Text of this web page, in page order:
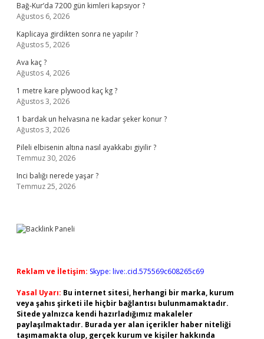
Bağ-Kur’da 7200 gün kimleri kapsıyor ?
Ağustos 6, 2026
Kaplicaya girdikten sonra ne yapılır ?
Ağustos 5, 2026
Ava kaç ?
Ağustos 4, 2026
1 metre kare plywood kaç kg ?
Ağustos 3, 2026
1 bardak un helvasına ne kadar şeker konur ?
Ağustos 3, 2026
Pileli elbisenin altına nasıl ayakkabı giyilir ?
Temmuz 30, 2026
Inci balığı nerede yaşar ?
Temmuz 25, 2026
Reklam ve İletişim: Skype: live:.cid.575569c608265c69
Yasal Uyarı: Bu internet sitesi, herhangi bir marka, kurum
veya şahıs şirketi ile hiçbir bağlantısı bulunmamaktadır.
Sitede yalnızca kendi hazırladığımız makaleler
paylaşılmaktadır. Burada yer alan içerikler haber niteliği
taşımamakta olup, gerçek kurum ve kişiler hakkında